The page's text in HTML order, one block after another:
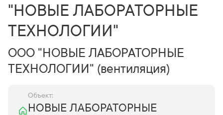
"НОВЫЕ ЛАБОРАТОРНЫЕ
ТЕХНОЛОГИИ"
ООО "НОВЫЕ ЛАБОРАТОРНЫЕ
ТЕХНОЛОГИИ" (вентиляция)
Объект:
НОВЫЕ ЛАБОРАТОРНЫЕ